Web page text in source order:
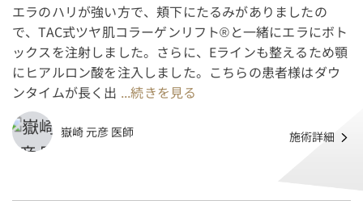
エラのハリが強い方で、頬下にたるみがありましたの
で、TAC式ツヤ肌コラーゲンリフト®と一緒にエラにボト
ックスを注射しました。さらに、Eラインも整えるため顎
にヒアルロン酸を注入しました。こちらの患者様はダウ
ンタイムが長く出 ...続きを見る
嶽崎 元彦 医師 施術詳細